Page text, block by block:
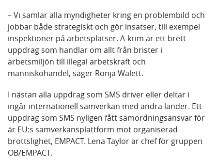
– Vi samlar alla myndigheter kring en problembild och
jobbar både strategiskt och gör insatser, till exempel
inspektioner på arbetsplatser. A-krim är ett brett
uppdrag som handlar om allt från brister i
arbetsmiljön till illegal arbetskraft och
människohandel, säger Ronja Walett.
I nästan alla uppdrag som SMS driver eller deltar i
ingår internationell samverkan med andra länder. Ett
uppdrag som SMS nyligen fått samordningsansvar för
är EU:s samverkansplattform mot organiserad
brottslighet, EMPACT. Lena Taylor är chef för gruppen
OB/EMPACT.